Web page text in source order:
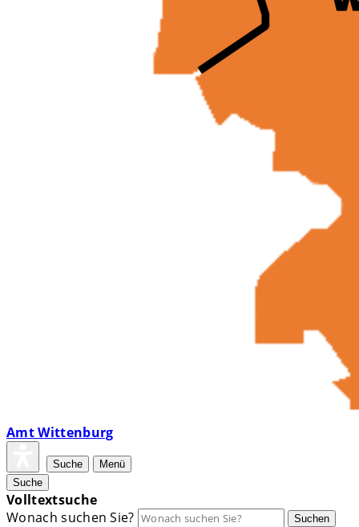
Amt Wittenburg
Suche
Menü
Suche
Volltextsuche
Wonach suchen Sie?
Suchen